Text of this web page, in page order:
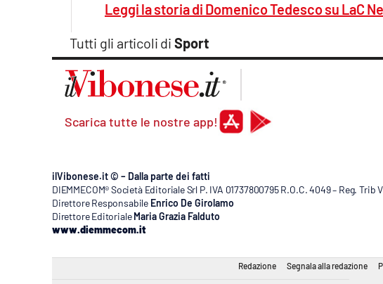
Tutti gli articoli di Sport
Leggi la storia di Domenico Tedesco su LaC
Scarica tutte le nostre app!
ilVibonese.it © – Dalla parte dei fatti
DIEMMECOM® Società Editoriale Srl P. IVA 01737800795 R.O.C. 4049 – Reg. Trib
Direttore Responsabile Enrico De Girolamo
Direttore Editoriale Maria Grazia Falduto
www.diemmecom.it
Redazione Segnala alla redazione